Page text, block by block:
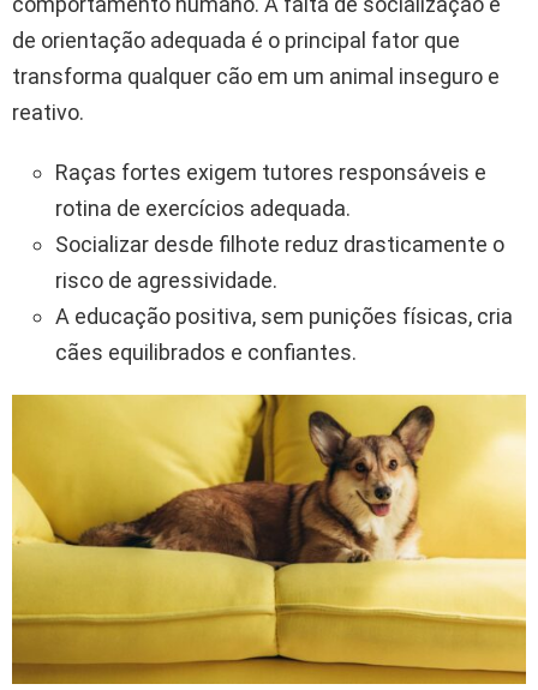
de orientação adequada é o principal fator que
transforma qualquer cão em um animal inseguro e
reativo.
Raças fortes exigem tutores responsáveis e
rotina de exercícios adequada.
Socializar desde filhote reduz drasticamente o
risco de agressividade.
A educação positiva, sem punições físicas, cria
cães equilibrados e confiantes.